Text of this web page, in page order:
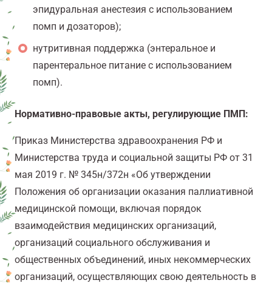
эпидуральная анестезия с использованием
помп и дозаторов);
нутритивная поддержка (энтеральное и
парентеральное питание с использованием
помп).
Нормативно-правовые акты, регулирующие ПМП:
Приказ Министерства здравоохранения РФ и
Министерства труда и социальной защиты РФ от 31
мая 2019 г. № 345н/372н «Об утверждении
Положения об организации оказания паллиативной
медицинской помощи, включая порядок
взаимодействия медицинских организаций,
организаций социального обслуживания и
общественных объединений, иных некоммерческих
организаций, осуществляющих свою деятельность в